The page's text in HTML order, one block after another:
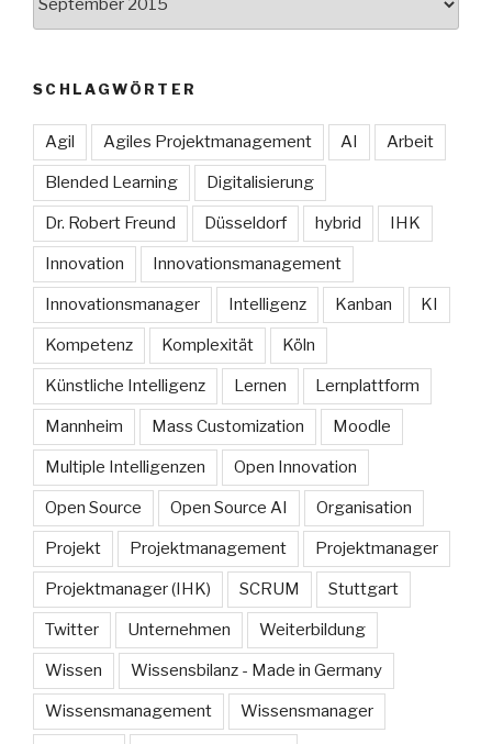
SCHLAGWÖRTER
Agil Agiles Projektmanagement AI Arbeit
Blended Learning Digitalisierung
Dr. Robert Freund Düsseldorf hybrid IHK
Innovation Innovationsmanagement
Innovationsmanager Intelligenz Kanban KI
Kompetenz Komplexität Köln
Künstliche Intelligenz Lernen Lernplattform
Mannheim Mass Customization Moodle
Multiple Intelligenzen Open Innovation
Open Source Open Source AI Organisation
Projekt Projektmanagement Projektmanager
Projektmanager (IHK) SCRUM Stuttgart
Twitter Unternehmen Weiterbildung
Wissen Wissensbilanz - Made in Germany
Wissensmanagement Wissensmanager